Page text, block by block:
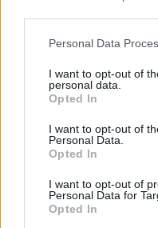
Personal Data
I want to opt-out of
personal data.
Opted In
I want to opt-out of
Personal Data.
Opted In
I want to opt-out of
Personal Data for
Opted In